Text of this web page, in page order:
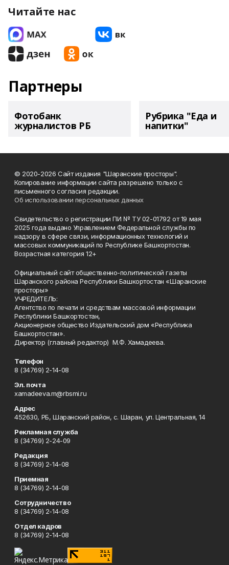
Читайте нас
Партнеры
Фотобанк
журналистов РБ
Рубрика "Еда и
напитки"
© 2020-2026 Сайт издания "Шаранские просторы".
Копирование информации сайта разрешено только с
письменного согласия редакции.
Об использовании персональных данных
Свидетельство о регистрации ПИ № ТУ 02-01792 от 19 мая
2025 года выдано Управлением Федеральной службы по
надзору в сфере связи, информационных технологий и
массовых коммуникаций по Республике Башкортостан.
Возрастная категория 12+
Официальный сайт общественно-политической газеты
Шаранского района Республики Башкортостан «Шаранские
просторы»
УЧРЕДИТЕЛЬ:
Агентство по печати и средствам массовой информации
Республики Башкортостан,
Акционерное общество Издательский дом «Республика
Башкортостан».
Директор (главный редактор) М.Ф. Хамадеева.
Телефон
8 (34769) 2-14-08
Эл. почта
xamadeeva.m@rbsmi.ru
Адрес
452630, РБ, Шаранский район, с. Шаран, ул. Центральная, 14
Рекламная служба
8 (34769) 2-24-09
Редакция
8 (34769) 2-14-08
Приемная
8 (34769) 2-14-08
Сотрудничество
8 (34769) 2-14-08
Отдел кадров
8 (34769) 2-14-08